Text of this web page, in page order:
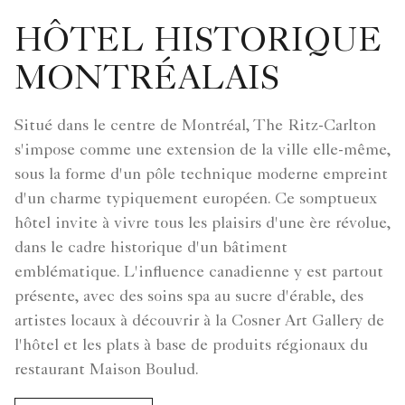
HÔTEL HISTORIQUE
MONTRÉALAIS
Situé dans le centre de Montréal, The Ritz-Carlton
s'impose comme une extension de la ville elle-même,
sous la forme d'un pôle technique moderne empreint
d'un charme typiquement européen. Ce somptueux
hôtel invite à vivre tous les plaisirs d'une ère révolue,
dans le cadre historique d'un bâtiment
emblématique. L'influence canadienne y est partout
présente, avec des soins spa au sucre d'érable, des
artistes locaux à découvrir à la Cosner Art Gallery de
l'hôtel et les plats à base de produits régionaux du
restaurant Maison Boulud.